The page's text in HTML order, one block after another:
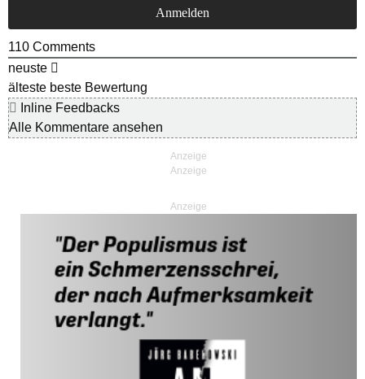
110 Comments
neuste
älteste beste Bewertung
Inline Feedbacks
Alle Kommentare ansehen
Anzeige